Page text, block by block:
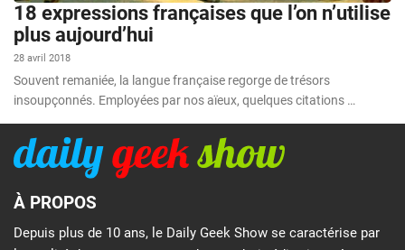
18 expressions françaises que l’on n’utilise
plus aujourd’hui
28 avril 2018
Souvent remaniée, la langue française regorge de trésors
insoupçonnés. Employées par nos aïeux, quelques citations …
À PROPOS
Depuis plus de 10 ans, le Daily Geek Show se caractérise par